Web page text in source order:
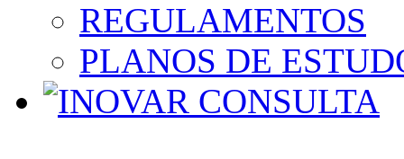
REGULAMENTOS
PLANOS DE